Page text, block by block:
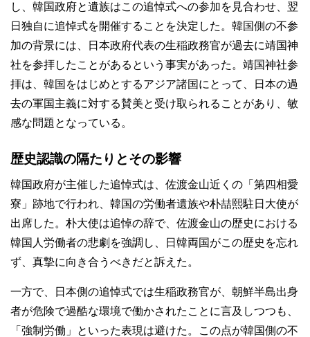
し、韓国政府と遺族はこの追悼式への参加を見合わせ、翌
日独自に追悼式を開催することを決定した。韓国側の不参
加の背景には、日本政府代表の生稲政務官が過去に靖国神
社を参拝したことがあるという事実があった。靖国神社参
拝は、韓国をはじめとするアジア諸国にとって、日本の過
去の軍国主義に対する賛美と受け取られることがあり、敏
感な問題となっている。
歴史認識の隔たりとその影響
韓国政府が主催した追悼式は、佐渡金山近くの「第四相愛
寮」跡地で行われ、韓国の労働者遺族や朴喆熙駐日大使が
出席した。朴大使は追悼の辞で、佐渡金山の歴史における
韓国人労働者の悲劇を強調し、日韓両国がこの歴史を忘れ
ず、真摯に向き合うべきだと訴えた。
一方で、日本側の追悼式では生稲政務官が、朝鮮半島出身
者が危険で過酷な環境で働かされたことに言及しつつも、
「強制労働」といった表現は避けた。この点が韓国側の不